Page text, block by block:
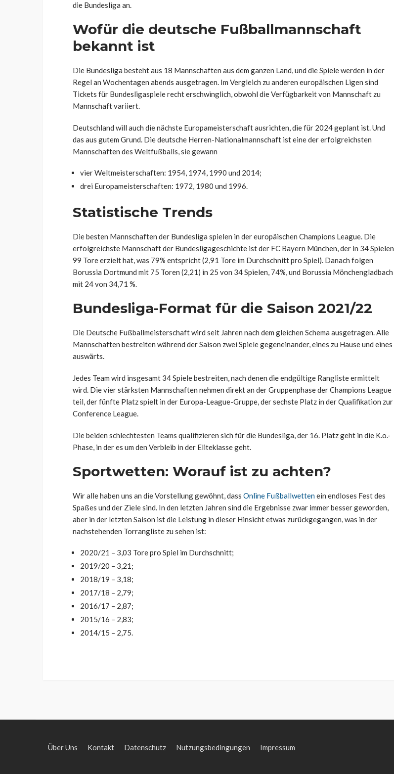
die Bundesliga an.
Wofür die deutsche Fußballmannschaft
bekannt ist
Die Bundesliga besteht aus 18 Mannschaften aus dem ganzen Land, und die Spiele werden in der
Regel an Wochentagen abends ausgetragen. Im Vergleich zu anderen europäischen Ligen sind
Tickets für Bundesligaspiele recht erschwinglich, obwohl die Verfügbarkeit von Mannschaft zu
Mannschaft variiert.
Deutschland will auch die nächste Europameisterschaft ausrichten, die für 2024 geplant ist. Und
das aus gutem Grund. Die deutsche Herren-Nationalmannschaft ist eine der erfolgreichsten
Mannschaften des Weltfußballs, sie gewann
vier Weltmeisterschaften: 1954, 1974, 1990 und 2014;
drei Europameisterschaften: 1972, 1980 und 1996.
Statistische Trends
Die besten Mannschaften der Bundesliga spielen in der europäischen Champions League. Die
erfolgreichste Mannschaft der Bundesligageschichte ist der FC Bayern München, der in 34 Spielen
99 Tore erzielt hat, was 79% entspricht (2,91 Tore im Durchschnitt pro Spiel). Danach folgen
Borussia Dortmund mit 75 Toren (2,21) in 25 von 34 Spielen, 74%, und Borussia Mönchengladbach
mit 24 von 34,71 %.
Bundesliga-Format für die Saison 2021/22
Die Deutsche Fußballmeisterschaft wird seit Jahren nach dem gleichen Schema ausgetragen. Alle
Mannschaften bestreiten während der Saison zwei Spiele gegeneinander, eines zu Hause und eines
auswärts.
Jedes Team wird insgesamt 34 Spiele bestreiten, nach denen die endgültige Rangliste ermittelt
wird. Die vier stärksten Mannschaften nehmen direkt an der Gruppenphase der Champions League
teil, der fünfte Platz spielt in der Europa-League-Gruppe, der sechste Platz in der Qualifikation zur
Conference League.
Die beiden schlechtesten Teams qualifizieren sich für die Bundesliga, der 16. Platz geht in die K.o.-
Phase, in der es um den Verbleib in der Eliteklasse geht.
Sportwetten: Worauf ist zu achten?
Wir alle haben uns an die Vorstellung gewöhnt, dass Online Fußballwettenein endloses Fest des
Spaßes und der Ziele sind. In den letzten Jahren sind die Ergebnisse zwar immer besser geworden,
aber in der letzten Saison ist die Leistung in dieser Hinsicht etwas zurückgegangen, was in der
nachstehenden Torrangliste zu sehen ist:
2020/21 – 3,03 Tore pro Spiel im Durchschnitt;
2019/20 – 3,21;
2018/19 – 3,18;
2017/18 – 2,79;
2016/17 – 2,87;
2015/16 – 2,83;
2014/15 – 2,75.
Über Uns Kontakt Datenschutz Nutzungsbedingungen Impressum